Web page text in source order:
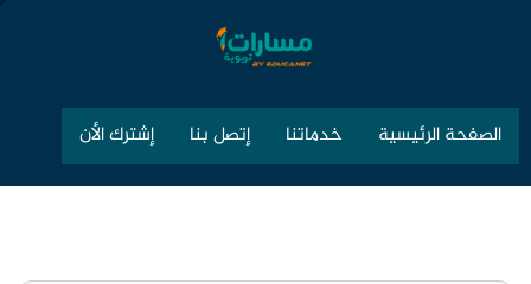
الصفحة الرئيسية خدماتنا إتصل بنا إشترك الأن